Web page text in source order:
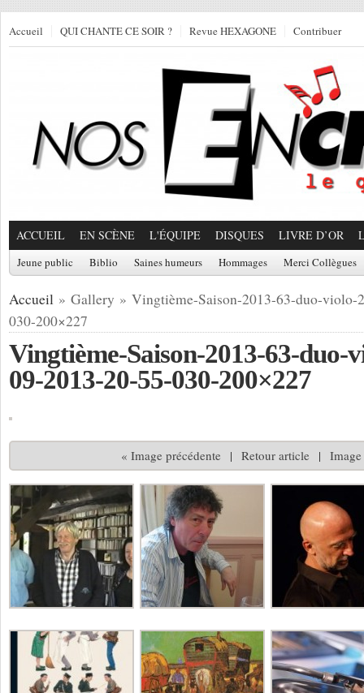
Accueil QUI CHANTE CE SOIR ? Revue HEXAGONE Contribuer
ACCUEIL EN SCÈNE L'ÉQUIPE DISQUES LIVRE D’OR
Jeune public Biblio Saines humeurs Hommages Merci Collègues
Accueil » Gallery » Vingtième-Saison-2013-63-duo-
030-200×227
Vingtième-Saison-2013-63-duo-
09-2013-20-55-030-200×227
« Image précédente | Retour article |